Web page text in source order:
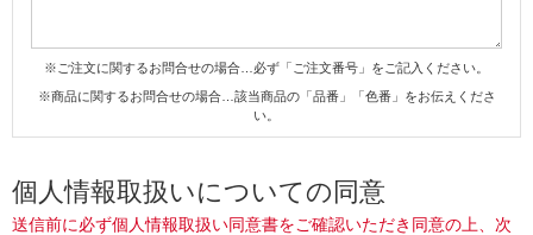
※ご注文に関するお問合せの場合…必ず「ご注文番号」をご記入ください。
※商品に関するお問合せの場合…該当商品の「品番」「色番」をお伝えくださ
い。
個人情報取扱いについての同意
送信前に必ず個人情報取扱い同意書をご確認いただき同意の上、次